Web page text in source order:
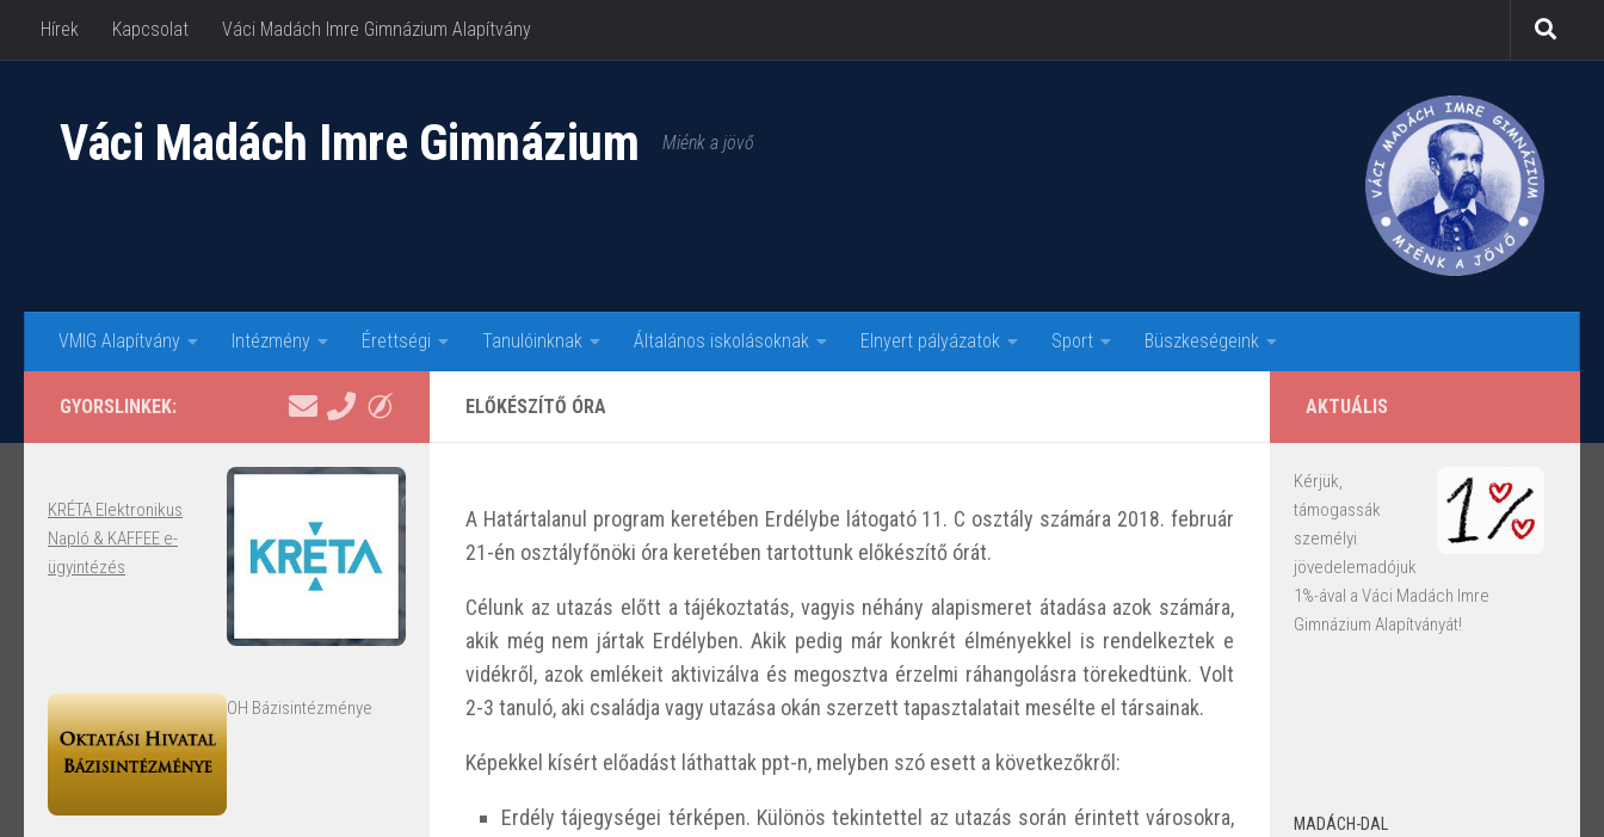
Skip to content
Hírek Kapcsolat Váci Madách Imre Gimnázium Alapítvány
Váci Madách Imre Gimnázium Miénk a jövő
VMIG Alapítvány Intézmény Érettségi Tanulóinknak Általános iskolásoknak Elnyert pályázatok Sport Büszkeségeink
ELŐKÉSZÍTŐ ÓRA
A Határtalanul program keretében Erdélybe látogató 11. C osztály számára 2018. február
21-én osztályfőnöki óra keretében tartottunk előkészítő órát.
Célunk az utazás előtt a tájékoztatás, vagyis néhány alapismeret átadása azok számára,
akik még nem jártak Erdélyben. Akik pedig már konkrét élményekkel is rendelkeztek e
vidékről, azok emlékeit aktivizálva és megosztva érzelmi ráhangolásra törekedtünk. Volt
2-3 tanuló, aki családja vagy utazása okán szerzett tapasztalatait mesélte el társainak.
Képekkel kísért előadást láthattak ppt-n, melyben szó esett a következőkről:
Erdély tájegységei térképen. Különös tekintettel az utazás során érintett városokra,
GYORSLINKEK:
KRÉTA Elektronikus
Napló & KAFFEE e-
ügyintézés
OH Bázisintézménye
AKTUÁLIS
Kérjük,
támogassák
személyi
jövedelemadójuk
1%-ával a Váci Madách Imre
Gimnázium Alapítványát!
MADÁCH-DAL